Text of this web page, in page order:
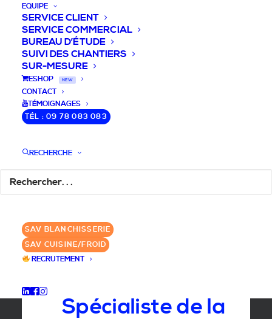
EQUIPE
SERVICE CLIENT
SERVICE COMMERCIAL
BUREAU D’ÉTUDE
SUIVI DES CHANTIERS
SUR-MESURE
ESHOP NEW
CONTACT
TÉMOIGNAGES
TÉL : 09 78 083 083
RECHERCHE
SAV BLANCHISSERIE
SAV CUISINE/FROID
RECRUTEMENT
DEVIS / CONSEILS /
QUESTIONS
votre projet de blanchisserie intégrée!
✆ 09 78 083 083
Spécialiste de la